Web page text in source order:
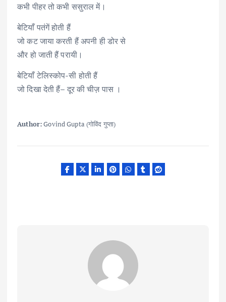
कभी पीहर तो कभी ससुराल में।
बेटियाँ पतंगें होती हैं
जो कट जाया करती हैं अपनी ही डोर से
और हो जाती हैं परायी।
बेटियाँ टेलिस्कोप-सी होती हैं
जो दिखा देती हैं– दूर की चीज़ पास ।
Author:Govind Gupta (गोविंद गुप्ता)